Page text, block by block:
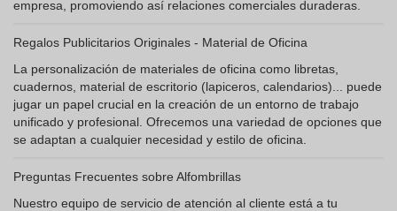
empresa, promoviendo así relaciones comerciales duraderas.
Regalos Publicitarios Originales - Material de Oficina
La personalización de materiales de oficina como libretas,
cuadernos, material de escritorio (lapiceros, calendarios)... puede
jugar un papel crucial en la creación de un entorno de trabajo
unificado y profesional. Ofrecemos una variedad de opciones que
se adaptan a cualquier necesidad y estilo de oficina.
Preguntas Frecuentes sobre Alfombrillas
Nuestro equipo de servicio de atención al cliente está a tu